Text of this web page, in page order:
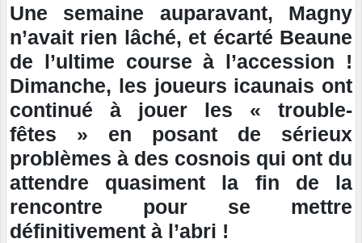
Une semaine auparavant, Magny
n’avait rien lâché, et écarté Beaune
de l’ultime course à l’accession !
Dimanche, les joueurs icaunais ont
continué à jouer les « trouble-
fêtes » en posant de sérieux
problèmes à des cosnois qui ont du
attendre quasiment la fin de la
rencontre pour se mettre
définitivement à l’abri !